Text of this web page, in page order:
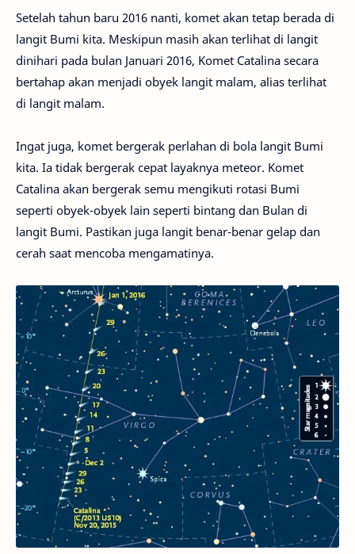
Setelah tahun baru 2016 nanti, komet akan tetap berada di
langit Bumi kita. Meskipun masih akan terlihat di langit
dinihari pada bulan Januari 2016, Komet Catalina secara
bertahap akan menjadi obyek langit malam, alias terlihat
di langit malam.
Ingat juga, komet bergerak perlahan di bola langit Bumi
kita. Ia tidak bergerak cepat layaknya meteor. Komet
Catalina akan bergerak semu mengikuti rotasi Bumi
seperti obyek-obyek lain seperti bintang dan Bulan di
langit Bumi. Pastikan juga langit benar-benar gelap dan
cerah saat mencoba mengamatinya.